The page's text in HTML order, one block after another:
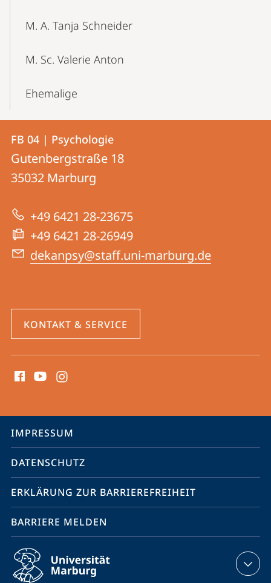
M. A. Tanja Schneider
M. Sc. Valerie Anton
Ehemalige
Kontakt
und
Informationen
zur
Website
Kontaktinformationen
FB
04
Psychologie
FB 04 | Psychologie
Gutenbergstraße 18
35032 Marburg
+49 6421 28-23675
+49 6421 28-26949
dekanpsy@staff.uni-marburg.de
KONTAKT & SERVICE
Media
Service-
Navigation
IMPRESSUM
DATENSCHUTZ
ERKLÄRUNG ZUR BARRIEREFREIHEIT
BARRIERE MELDEN